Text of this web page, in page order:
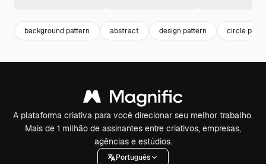
background pattern abstract design pattern circle
A plataforma criativa para você direcionar seu melhor trabalho.
Mais de 1 milhão de assinantes entre criativos, empresas,
agências e estúdios.
Português